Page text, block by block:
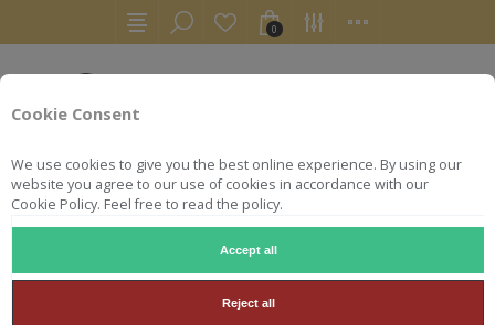
Cookie Consent
We use cookies to give you the best online experience. By using our
website you agree to our use of cookies in accordance with our
Cookie Policy. Feel free to read the policy.
Accept all
Reject all
0
ANGOSTURA